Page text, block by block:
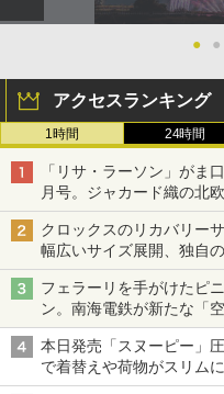
● ●
アクセスランキング
1時間 24時間
「リサ・ラーソン」がま
月号。ジャカード織の北
クロックスのリカバリー
幅広いサイズ展開、独自
フェラーリを手がけたピ
ン。南海電鉄が新たな「
本日発売「スヌーピー」
で着替えや荷物がスリム